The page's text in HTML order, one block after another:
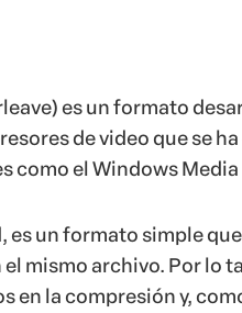
es un formato
de video que se
como el Windows Media
es un formato simple
mismo archivo. Por lo
en la compresión y,